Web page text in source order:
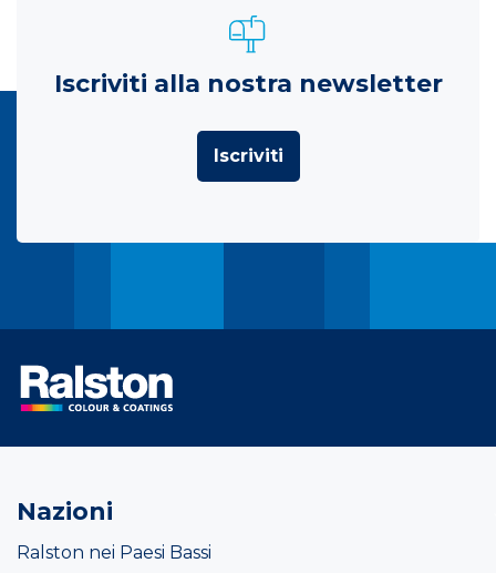
Iscriviti alla nostra newsletter
Iscriviti
Nazioni
Ralston nei Paesi Bassi